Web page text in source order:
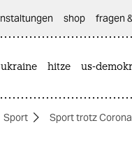
shop fragen
hitze us-
Sport Sport trotz Corona